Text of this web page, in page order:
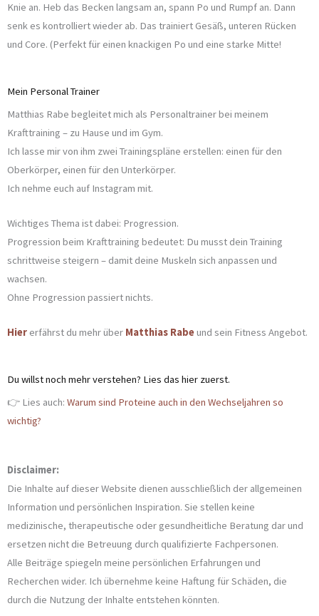
Knie an. Heb das Becken langsam an, spann Po und Rumpf an. Dann
senk es kontrolliert wieder ab. Das trainiert Gesäß, unteren Rücken
und Core. (Perfekt für einen knackigen Po und eine starke Mitte!
Mein Personal Trainer
Matthias Rabe begleitet mich als Personaltrainer bei meinem
Krafttraining – zu Hause und im Gym.
Ich lasse mir von ihm zwei Trainingspläne erstellen: einen für den
Oberkörper, einen für den Unterkörper.
Ich nehme euch auf Instagram mit.
Wichtiges Thema ist dabei: Progression.
Progression beim Krafttraining bedeutet: Du musst dein Training
schrittweise steigern – damit deine Muskeln sich anpassen und
wachsen.
Ohne Progression passiert nichts.
Hier erfährst du mehr über Matthias Rabeund sein Fitness Angebot.
Du willst noch mehr verstehen? Lies das hier zuerst.
👉 Lies auch: Warum sind Proteine auch in den Wechseljahren so
wichtig?
Disclaimer:
Die Inhalte auf dieser Website dienen ausschließlich der allgemeinen
Information und persönlichen Inspiration. Sie stellen keine
medizinische, therapeutische oder gesundheitliche Beratung dar und
ersetzen nicht die Betreuung durch qualifizierte Fachpersonen.
Alle Beiträge spiegeln meine persönlichen Erfahrungen und
Recherchen wider. Ich übernehme keine Haftung für Schäden, die
durch die Nutzung der Inhalte entstehen könnten.